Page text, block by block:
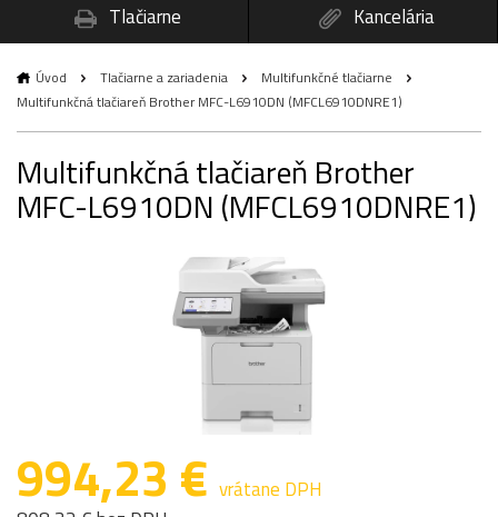
Tlačiarne
Kancelária
Úvod Tlačiarne a zariadenia
Multifunkčné tlačiarne
Multifunkčná tlačiareň Brother MFC-L6910DN (MFCL6910DNRE1)
Multifunkčná tlačiareň Brother
MFC-L6910DN (MFCL6910DNRE1)
994,23 € vrátane DPH